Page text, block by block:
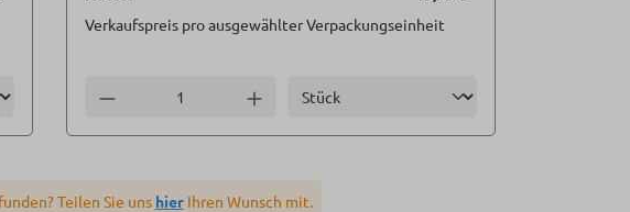
Verkaufspreis pro ausgewählter Verpackungseinheit
Anzahl verringern Anzahl erhöhen
Teilen Sie uns hierIhren Wunsch mit.